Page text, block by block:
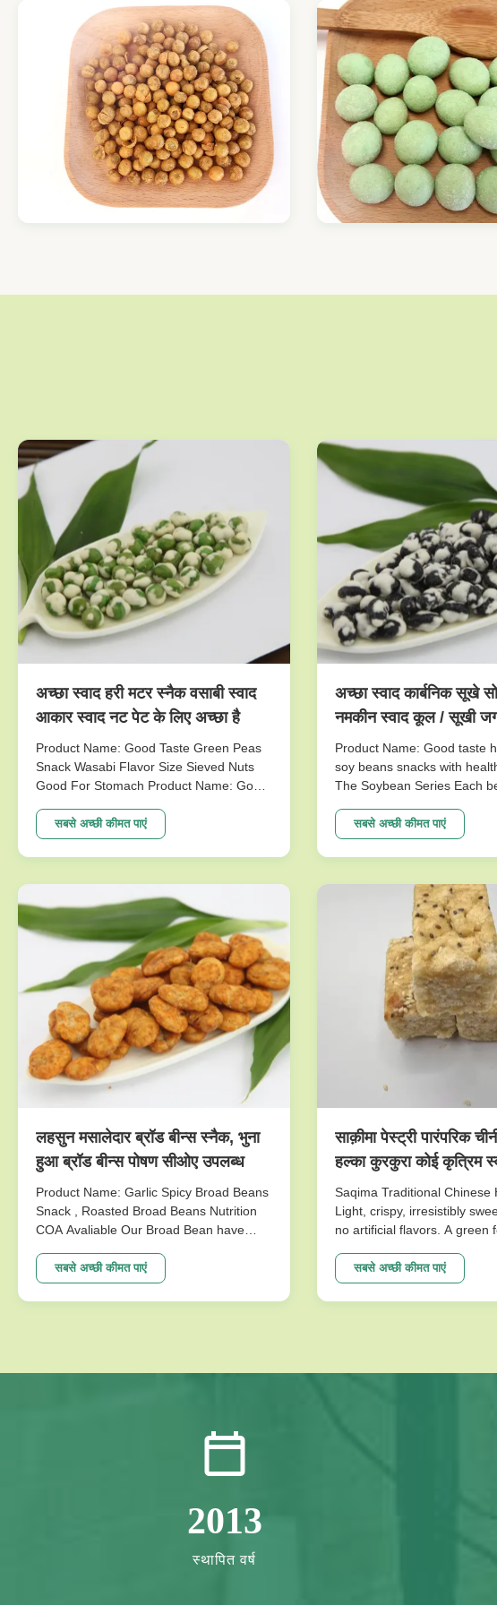
अच्छा स्वाद हरी मटर स्नैक वसाबी स्वाद
आकार स्वाद नट पेट के लिए अच्छा है
Product Name: Good Taste Green Peas
Snack Wasabi Flavor Size Sieved Nuts
Good For Stomach Product Name: Good
Size Sieved Nuts Good For Stomach The
selling points NON-GMO,.free from
frying,Good for Spleen & Stomach
सबसे अच्छी कीमत पाएं
अच्छा स्वाद कार्बनिक सूखे
नमकीन स्वाद कूल / सूखी
Product Name: Good taste
soy beans snacks with
The Soybean Series Each
the biggest beans are
great care on the production
imported from Japan. We
सबसे अच्छी कीमत पाएं
लहसुन मसालेदार ब्रॉड बीन्स स्नैक, भुना
हुआ ब्रॉड बीन्स पोषण सीओए उपलब्ध
Product Name: Garlic Spicy Broad Beans
Snack , Roasted Broad Beans Nutrition
COA Avaliable Our Broad Bean have
on the traditional flavor. After the effort
our research department, we frist created
braod bean chips in China. Introducing
सबसे अच्छी कीमत पाएं
साक़ीमा पेस्ट्री पारंपरिक
हल्का कुरकुरा कोई कृत्रिम
प्लीहा और पेट के लिए अच्छा
Saqima Traditional Chinese
Light, crispy, irresistibly
no artificial flavors. A green
Specifications Product Name
Traditional Chinese Honey
Crispy Irresistibly Sweet
सबसे अच्छी कीमत पाएं
2013
स्थापित वर्ष